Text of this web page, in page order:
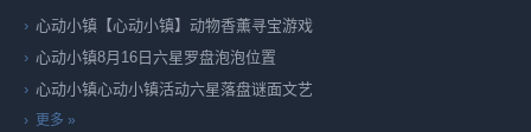
心动小镇【心动小镇】动物香薰寻宝游戏
心动小镇8月16日六星罗盘泡泡位置
心动小镇心动小镇活动六星落盘谜面文艺
更多 »